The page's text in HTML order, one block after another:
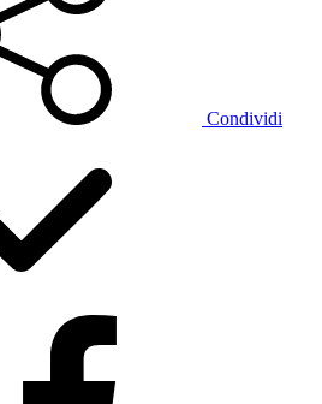
Condividi